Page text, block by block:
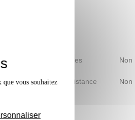
Mobilité d'études Non
Accessible à distance Non
vous souhaitez